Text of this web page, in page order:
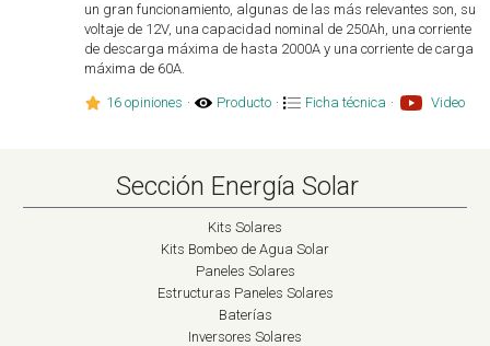
un gran funcionamiento, algunas de las más relevantes son, su
voltaje de 12V, una capacidad nominal de 250Ah, una corriente
de descarga máxima de hasta 2000A y una corriente de carga
máxima de 60A.
16 opiniones · Producto · Ficha técnica · Video
Sección Energía Solar
Kits Solares
Kits Bombeo de Agua Solar
Paneles Solares
Estructuras Paneles Solares
Baterías
Inversores Solares